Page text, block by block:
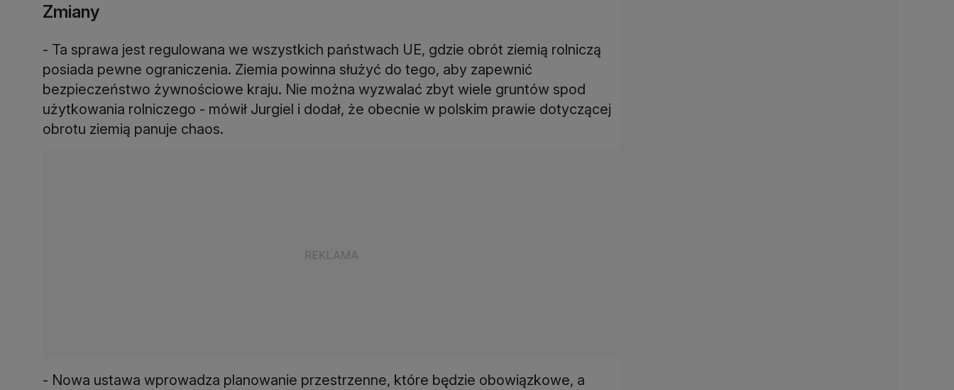
Zmiany
- Ta sprawa jest regulowana we wszystkich państwach UE, gdzie obrót ziemią rolniczą
posiada pewne ograniczenia. Ziemia powinna służyć do tego, aby zapewnić
bezpieczeństwo żywnościowe kraju. Nie można wyzwalać zbyt wiele gruntów spod
użytkowania rolniczego - mówił Jurgiel i dodał, że obecnie w polskim prawie dotyczącej
obrotu ziemią panuje chaos.
- Nowa ustawa wprowadza planowanie przestrzenne, które będzie obowiązkowe, a